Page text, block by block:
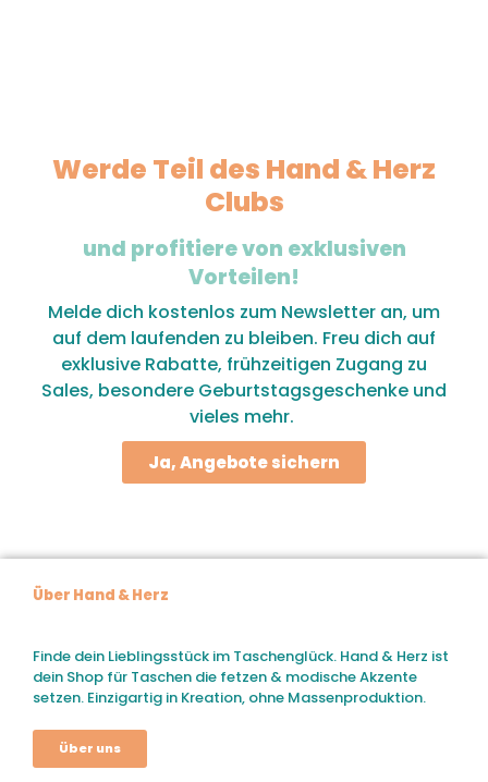
Werde Teil des Hand & Herz
Clubs
und profitiere von exklusiven
Vorteilen!
Melde dich kostenlos zum Newsletter an, um
auf dem laufenden zu bleiben. Freu dich auf
exklusive Rabatte, frühzeitigen Zugang zu
Sales, besondere Geburtstagsgeschenke und
vieles mehr.
Ja, Angebote sichern
Über Hand & Herz
Finde dein Lieblingsstück im Taschenglück. Hand & Herz ist
dein Shop für Taschen die fetzen & modische Akzente
setzen. Einzigartig in Kreation, ohne Massenproduktion.
Über uns